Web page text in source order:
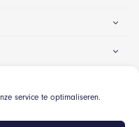
service te optimaliseren.